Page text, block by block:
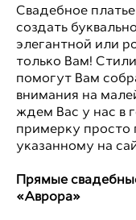
Свадебное
создать
элегантной или
только Вам!
помогут Вам
внимания на
ждем Вас у нас в
примерку просто
указанному на
Прямые
«Аврора»